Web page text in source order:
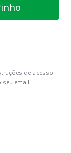
de acesso
seu email.